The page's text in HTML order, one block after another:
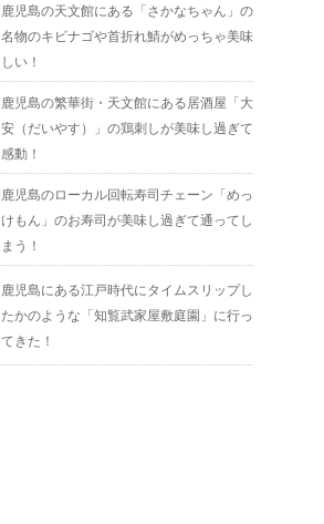
鹿児島の天文館にある「さかなちゃん」の
名物のキビナゴや首折れ鯖がめっちゃ美味
しい！
鹿児島の繁華街・天文館にある居酒屋「大
安（だいやす）」の鶏刺しが美味し過ぎて
感動！
鹿児島のローカル回転寿司チェーン「めっ
けもん」のお寿司が美味し過ぎて通ってし
まう！
鹿児島にある江戸時代にタイムスリップし
たかのような「知覧武家屋敷庭園」に行っ
てきた！